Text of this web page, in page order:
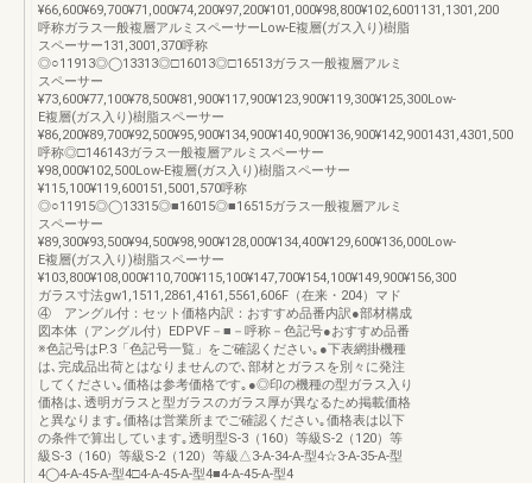
¥66,600¥69,700¥71,000¥74,200¥97,200¥101,000¥98,800¥102,6001131,1301,200
呼称ガラス一般複層アルミスペーサーLow-E複層(ガス入り)樹脂
スペーサー131,3001,370呼称
◎○11913◎◯13313◎□16013◎□16513ガラス一般複層アルミ
スペーサー
¥73,600¥77,100¥78,500¥81,900¥117,900¥123,900¥119,300¥125,300Low-
E複層(ガス入り)樹脂スペーサー
¥86,200¥89,700¥92,500¥95,900¥134,900¥140,900¥136,900¥142,9001431,4301,500
呼称◎□146143ガラス一般複層アルミスペーサー
¥98,000¥102,500Low-E複層(ガス入り)樹脂スペーサー
¥115,100¥119,600151,5001,570呼称
◎○11915◎◯13315◎■16015◎■16515ガラス一般複層アルミ
スペーサー
¥89,300¥93,500¥94,500¥98,900¥128,000¥134,400¥129,600¥136,000Low-
E複層(ガス入り)樹脂スペーサー
¥103,800¥108,000¥110,700¥115,100¥147,700¥154,100¥149,900¥156,300
ガラス寸法gw1,1511,2861,4161,5561,606F（在来・204）マド
④ アングル付：セット価格内訳：おすすめ品番内訳●部材構成
図本体（アングル付）EDPVF－■－呼称－色記号●おすすめ品番
※色記号はP.3「色記号一覧」をご確認ください｡●下表網掛機種
は､完成品出荷とはなりませんので､部材とガラスを別々に発注
してください｡価格は参考価格です｡●◎印の機種の型ガラス入り
価格は､透明ガラスと型ガラスのガラス厚が異なるため掲載価格
と異なります｡価格は営業所までご確認ください｡価格表は以下
の条件で算出しています｡透明型S-3（160）等級S-2（120）等
級S-3（160）等級S-2（120）等級△3-A-34-A-型4☆3-A-35-A-型
4◯4-A-45-A-型4□4-A-45-A-型4■4-A-45-A-型4